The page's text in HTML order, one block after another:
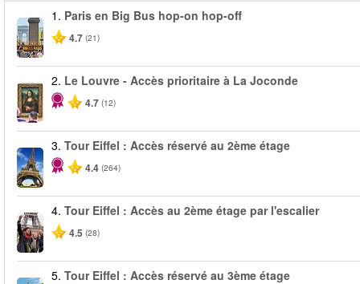
1. Paris en Big Bus hop-on hop-off
4.7 (21)
2. Le Louvre - Accès prioritaire à La Joconde
4.7 (12)
3. Tour Eiffel : Accès réservé au 2ème étage
4.4 (264)
4. Tour Eiffel : Accès au 2ème étage par l'escalier
4.5 (28)
5. Tour Eiffel : Accès réservé au 3ème étage